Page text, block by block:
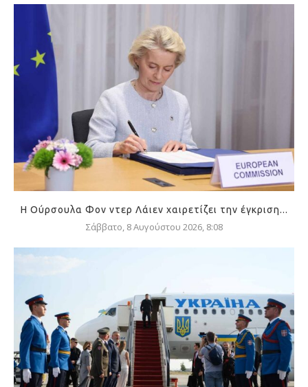
Η Ούρσουλα Φον ντερ Λάιεν χαιρετίζει την έγκριση...
Σάββατο, 8 Αυγούστου 2026, 8:08